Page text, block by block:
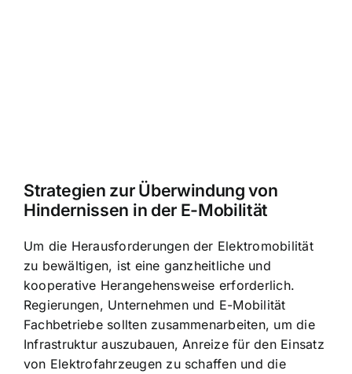
Strategien zur Überwindung von
Hindernissen in der E-Mobilität
Um die Herausforderungen der Elektromobilität
zu bewältigen, ist eine ganzheitliche und
kooperative Herangehensweise erforderlich.
Regierungen, Unternehmen und E-Mobilität
Fachbetriebe sollten zusammenarbeiten, um die
Infrastruktur auszubauen, Anreize für den Einsatz
von Elektrofahrzeugen zu schaffen und die